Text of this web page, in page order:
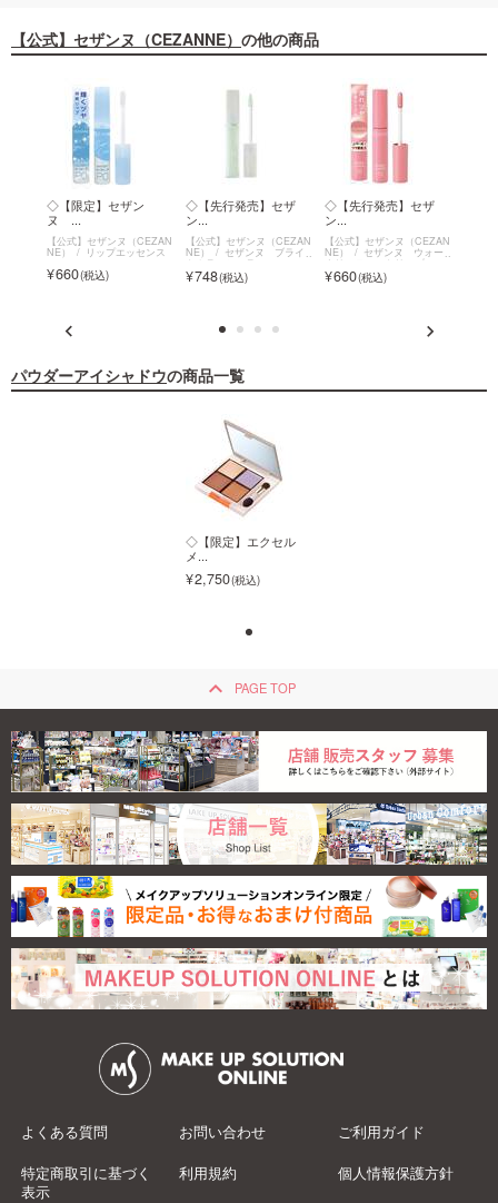
【公式】セザンヌ（CEZANNE） の他の商品
◇【限定】セザン
ヌ ...
【公式】セザンヌ（CEZAN
NE） リップエッセンス
660
◇【先行発売】セザ
ン...
【公式】セザンヌ（CEZAN
NE） セザンヌ ブライ
トカラーシーラー
748
◇【先行発売】セザ
ン...
【公式】セザンヌ（CEZAN
NE） セザンヌ ウォー
タリーティントリップ
660
パウダーアイシャドウの商品一覧
◇【限定】エクセル
メ...
2,750
◇【限定】エクセル
メ...
2,750
keyboard_arrow_up PAGE TOP
よくある質問 お問い合わせ ご利用ガイド
特定商取引に基づく
表示
利用規約 個人情報保護方針